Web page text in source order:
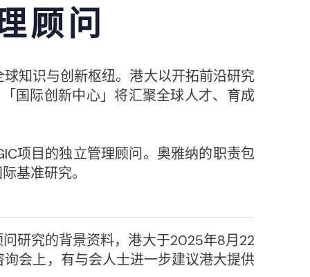
顾问
知识与创新枢纽。港大以开拓前沿研究
国际创新中心」将汇聚全球人才、育成
项目的独立管理顾问。奥雅纳的职责包
基准研究。
研究的背景资料，港大于2025年8月22
会上，有与会人士进一步建议港大提供